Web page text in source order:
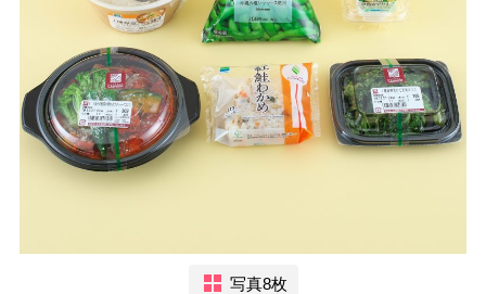
写真8枚